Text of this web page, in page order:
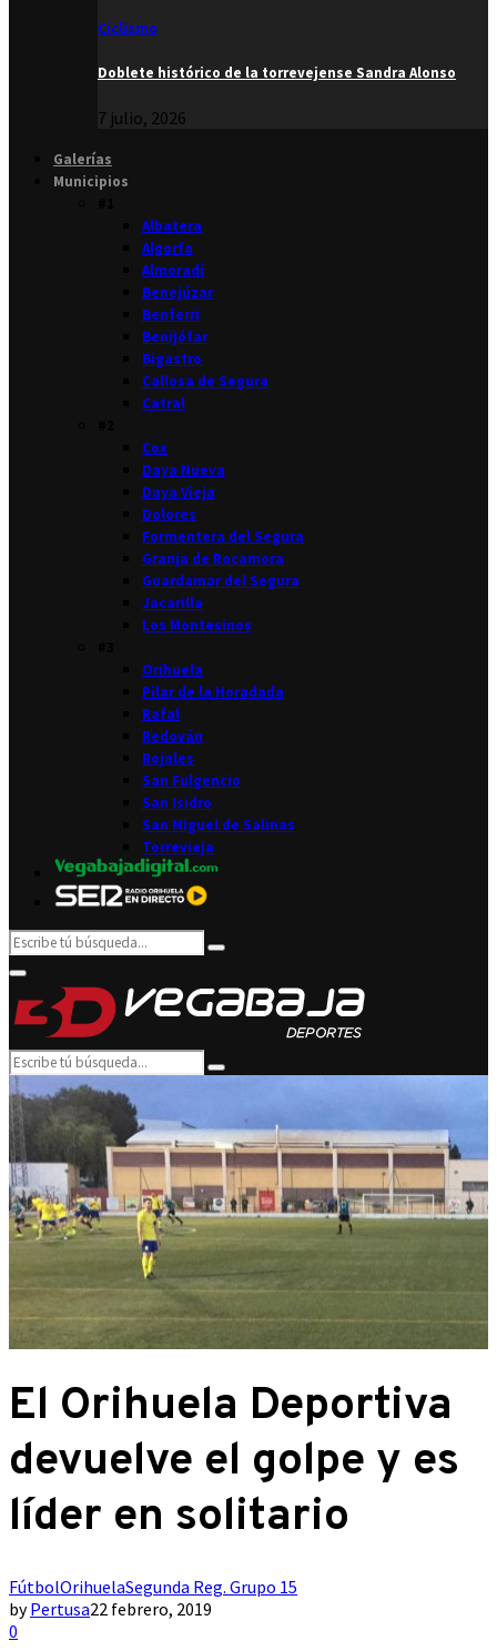
Ciclismo
Doblete histórico de la torrevejense Sandra Alonso
7 julio, 2026
Galerías
Municipios
Albatera
Algorfa
Almoradí
Benejúzar
Benferri
Benijófar
Bigastro
Callosa de Segura
Catral
Cox
Daya Nueva
Daya Vieja
Dolores
Formentera del Segura
Granja de Rocamora
Guardamar del Segura
Jacarilla
Los Montesinos
Orihuela
Pilar de la Horadada
Rafal
Redován
Rojales
San Fulgencio
San Isidro
San Miguel de Salinas
Torrevieja
Search
for:
Search
Primary
Menu
Search
for:
Search
El Orihuela Deportiva
devuelve el golpe y es
líder en solitario
FútbolOrihuelaSegunda Reg. Grupo 15
byPertusa22 febrero, 2019
0